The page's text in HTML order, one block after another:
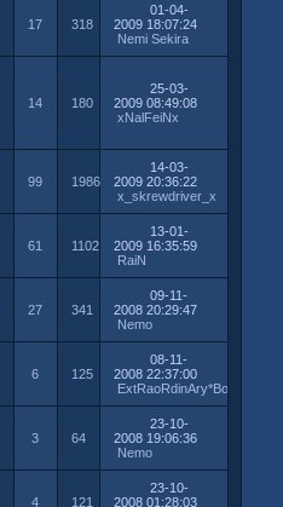
17 318
01-04-
2009 18:07:24
Nemi Sekira
14 180
25-03-
2009 08:49:08
xNalFeiNx
99 1986
14-03-
2009 20:36:22
x_skrewdriver_x
61 1102
13-01-
2009 16:35:59
RaiN
27 341
09-11-
2008 20:29:47
Nemo
6 125
08-11-
2008 22:37:00
ExtRaoRdinAry*Bo_O
3 64
23-10-
2008 19:06:36
Nemo
4 121
23-10-
2008 01:28:03